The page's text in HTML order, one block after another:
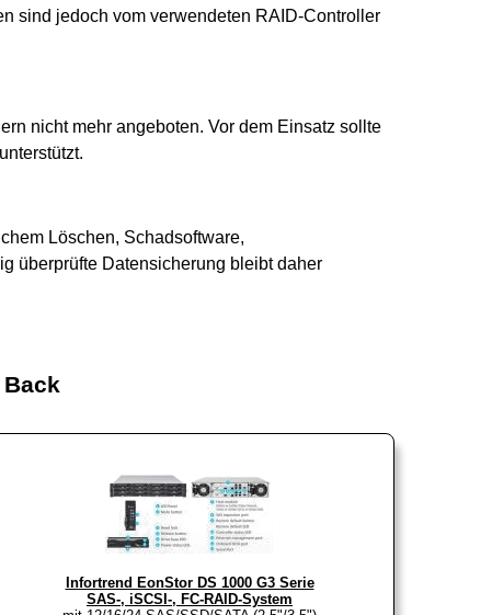
sind jedoch vom verwendeten RAID-Controller
nicht mehr angeboten. Vor dem Einsatz sollte
Löschen, Schadsoftware,
überprüfte Datensicherung bleibt daher
Infortrend EonStor DS 1000 G3 Serie
SAS-, iSCSI-, FC-RAID-System